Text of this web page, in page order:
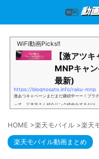
WiFi動画Picks!!
【激アツ
MNPキャ
最新)
https://blognosato.info/raku-mnp
激あつキャペーンまだまだ継続中ーー！プラ
っす。三木谷さん紹介リンク経由をするだ
谷さんキャンペーン／2回線目以降でもOK再
別招待ページから楽天モバイ...
HOME >楽天モバイル >楽天
楽天モバイル動画まとめ